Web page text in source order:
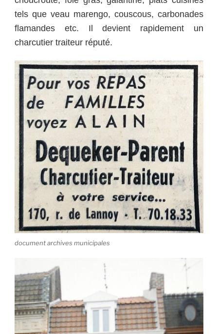
tels que veau marengo, couscous, carbonades
flamandes etc. Il devient rapidement un
charcutier traiteur réputé.
document archives municipales